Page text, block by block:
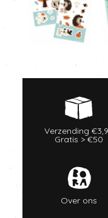
Verzending
Gratis > €50
Over ons